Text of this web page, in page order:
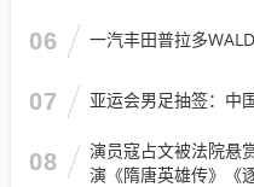
06 一汽丰田普拉多
07 亚运会男足抽签：中
08
演员寇占文被法院悬
演《隋唐英雄传》《